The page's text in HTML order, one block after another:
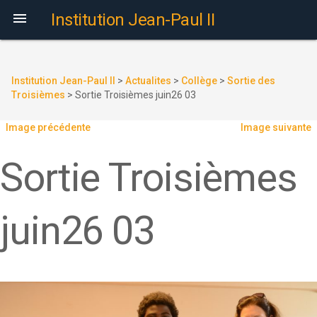
 Institution Jean-Paul II
Institution Jean-Paul II > Actualites > Collège > Sortie des
Troisièmes > Sortie Troisièmes juin26 03
Image précédente Image suivante
Sortie Troisièmes
juin26 03